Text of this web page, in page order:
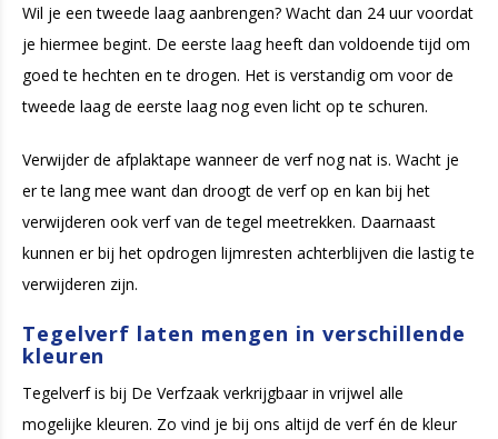
Wil je een tweede laag aanbrengen? Wacht dan 24 uur voordat
je hiermee begint. De eerste laag heeft dan voldoende tijd om
goed te hechten en te drogen. Het is verstandig om voor de
tweede laag de eerste laag nog even licht op te schuren.
Verwijder de afplaktape wanneer de verf nog nat is. Wacht je
er te lang mee want dan droogt de verf op en kan bij het
verwijderen ook verf van de tegel meetrekken. Daarnaast
kunnen er bij het opdrogen lijmresten achterblijven die lastig te
verwijderen zijn.
Tegelverf laten mengen in verschillende
kleuren
Tegelverf is bij De Verfzaak verkrijgbaar in vrijwel alle
mogelijke kleuren. Zo vind je bij ons altijd de verf én de kleur